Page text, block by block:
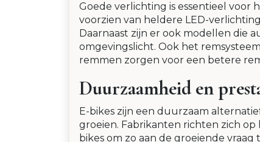
Goede verlichting is essentieel voor
voorzien van heldere LED-
Daarnaast zijn er ook modellen die
omgevingslicht. Ook het
remmen zorgen voor een betere
Duurzaamheid en
E-bikes zijn een duurzaam
groeien. Fabrikanten richten zich
bikes om zo aan de groeiende